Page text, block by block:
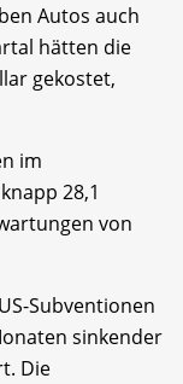
Autos auch
hätten die
gekostet,
im
28,1
von
Subventionen
sinkender
Die